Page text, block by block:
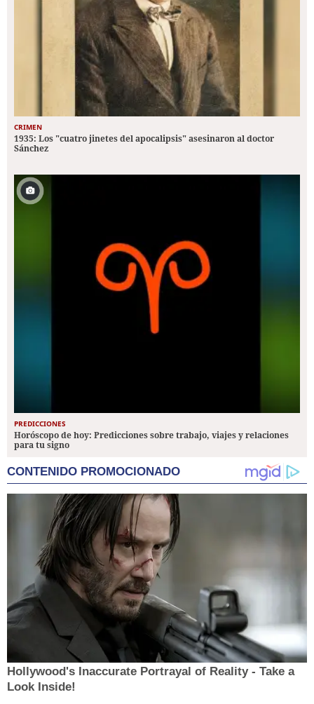
CRIMEN
1935: Los "cuatro jinetes del apocalipsis" asesinaron al doctor
Sánchez
PREDICCIONES
Horóscopo de hoy: Predicciones sobre trabajo, viajes y relaciones
para tu signo
CONTENIDO PROMOCIONADO
Hollywood's Inaccurate Portrayal of Reality - Take a
Look Inside!